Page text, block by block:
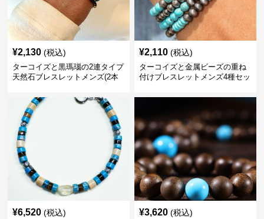
¥2,130 (税込)
ターコイズと黒瑪瑙の2連タイプ
天然石ブレスレットメンズ(2本
¥2,110 (税込)
ターコイズと金属ビーズの重ね
付けブレスレットメンズ4種セッ
¥6,520 (税込) ¥3,620 (税込)